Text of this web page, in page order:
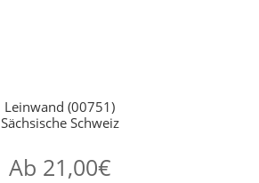
Leinwand (00751)
Sächsische Schweiz
Ab 21,00€